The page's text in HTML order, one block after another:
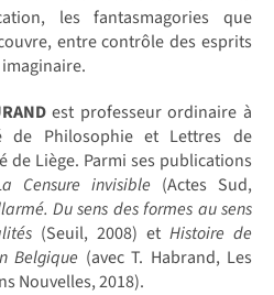
les fantasmagories que
entre contrôle des esprits
est professeur ordinaire à
de Philosophie et Lettres de
de Liège. Parmi ses publications
Censure invisible (Actes Sud,
Du sens des formes au sens
(Seuil, 2008) etHistoire de
Belgique (avec T. Habrand, Les
Nouvelles, 2018).